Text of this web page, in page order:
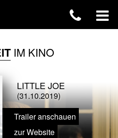
IM KINO
LITTLE JOE
(31.10.2019)
Trailer anschauen
zur Website